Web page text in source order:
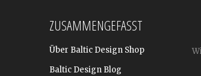
ZUSAMMENGEFASST
Über Baltic Design Shop
Baltic Design Blog